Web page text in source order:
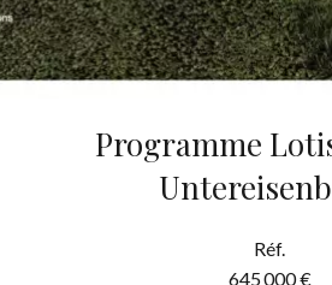
Programme
Réf.
645 000 €